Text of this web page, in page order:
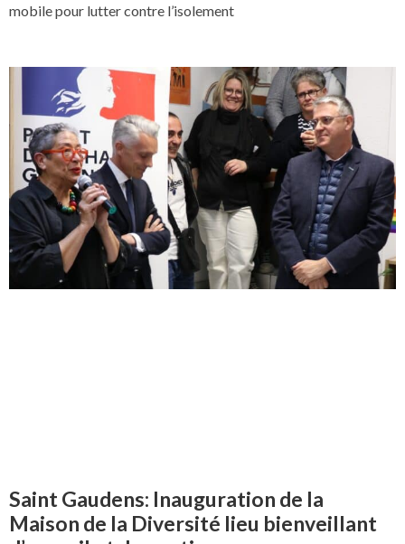
mobile pour lutter contre l’isolement
Saint Gaudens: Inauguration de la
Maison de la Diversité lieu bienveillant